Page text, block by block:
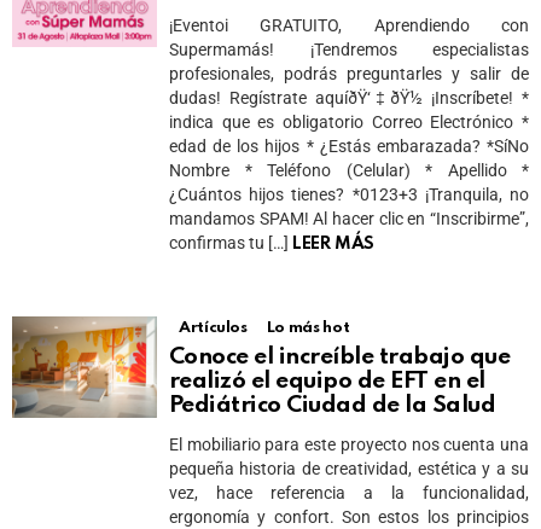
¡Eventoi GRATUITO, Aprendiendo con
Supermamás! ¡Tendremos especialistas
profesionales, podrás preguntarles y salir de
dudas! Regístrate aquíðŸ‘‡ðŸ½ ¡Inscríbete! *
indica que es obligatorio Correo Electrónico *
edad de los hijos * ¿Estás embarazada? *SíNo
Nombre * Teléfono (Celular) * Apellido *
¿Cuántos hijos tienes? *0123+3 ¡Tranquila, no
mandamos SPAM! Al hacer clic en “Inscribirme”,
confirmas tu […] LEER MÁS
Artículos Lo más hot
Conoce el increíble trabajo que
realizó el equipo de EFT en el
Pediátrico Ciudad de la Salud
El mobiliario para este proyecto nos cuenta una
pequeña historia de creatividad, estética y a su
vez, hace referencia a la funcionalidad,
ergonomía y confort. Son estos los principios